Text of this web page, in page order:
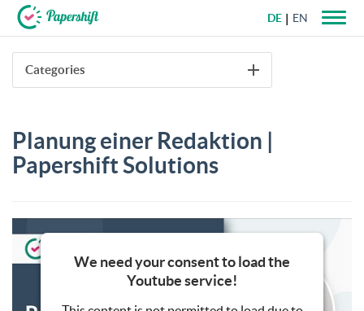
+49 721 50 95 79 69
DE EN
Categories
Planung einer Redaktion |
Papershift Solutions
We need your consent to load the
Youtube service!